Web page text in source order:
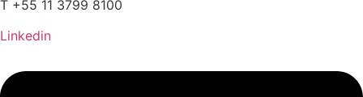
T +55 11 3799 8100
Linkedin